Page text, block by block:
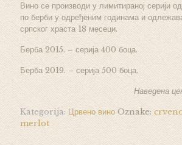
Вино се производи у лимитираној серији
по берби у одређеним годинама и
српског храста 18 месеци.
Берба 2015. – серија 400 боца.
Берба 2019. – серија 500 боца.
Наведена
Kategorija: Црвено вино Oznake:
merlot